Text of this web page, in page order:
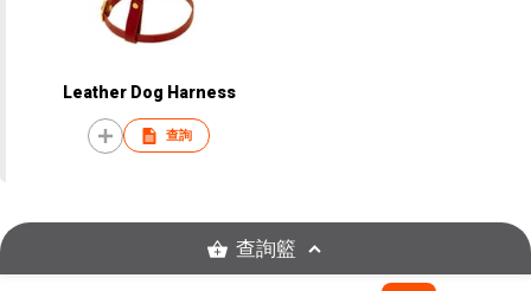
Leather Dog Harness
查詢
查詢籃